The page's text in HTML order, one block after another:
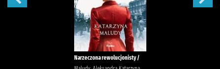
Narzeczona rewolucjonisty /